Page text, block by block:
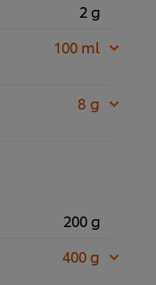
2 g
100 ml
8 g
200 g
400 g